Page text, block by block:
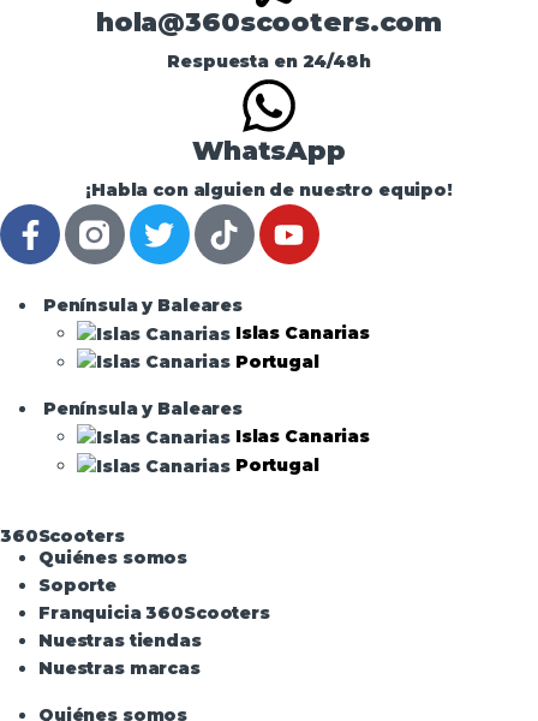
hola@360scooters.com
Respuesta en 24/48h
WhatsApp
¡Habla con alguien de nuestro equipo!
Península y Baleares
Islas Canarias
Portugal
Península y Baleares
Islas Canarias
Portugal
360Scooters
Quiénes somos
Soporte
Franquicia 360Scooters
Nuestras tiendas
Nuestras marcas
Quiénes somos